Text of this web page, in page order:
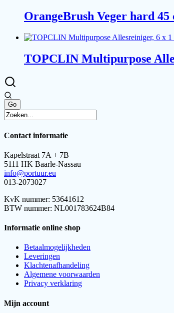
OrangeBrush Veger hard 45
TOPCLIN Multipurpose
Contact informatie
Kapelstraat 7A + 7B
5111 HK Baarle-Nassau
info@portuur.eu
013-2073027
KvK nummer: 53641612
BTW nummer: NL001783624B84
Informatie online shop
Betaalmogelijkheden
Leveringen
Klachtenafhandeling
Algemene voorwaarden
Privacy verklaring
Mijn account